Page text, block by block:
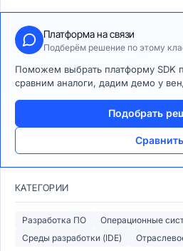
Платформа на связи
Подберём решение по этому
Поможем выбрать платформу SDK
сравним аналоги, дадим демо у
Подобрать
Сравнить
КАТЕГОРИИ
Разработка ПО
Операционные
Среды разработки (IDE)